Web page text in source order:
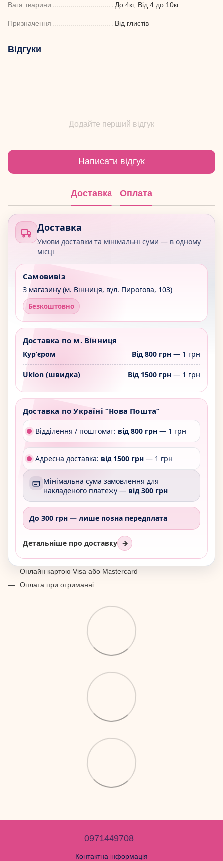
Вага тварини До 4кг, Від 4 до 10кг
Призначення Від глистів
Відгуки
Додайте перший відгук
Написати відгук
Доставка Оплата
Доставка
Умови доставки та мінімальні суми — в одному
місці
Самовивіз
З магазину (м. Вінниця, вул. Пирогова, 103)
Безкоштовно
Доставка по м. Вінниця
Курʼєром Від 800 грн— 1 грн
Uklon (швидка) Від 1500 грн— 1 грн
Доставка по Україні “Нова Пошта”
Відділення / поштомат: від 800 грн — 1 грн
Адресна доставка: від 1500 грн — 1 грн
Мінімальна сума замовлення для
накладеного платежу — від 300 грн
До 300 грн — лише повна передплата
Детальніше про доставку →
Онлайн картою Visa або Mastercard
Оплата при отриманні
0971449708
Контактна інформація